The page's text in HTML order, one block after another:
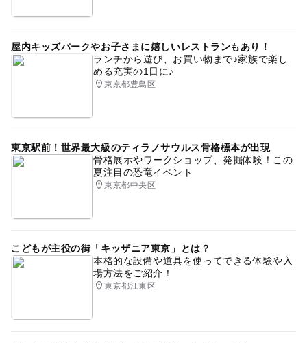
屋内キッズパークやお子さまに嬉しいレストランもあり！
ランチから遊び、お買い物まで♪家族で楽し
める充実の1日に♪
東京都豊島区
東京駅前！世界最大級のティラノサウルス骨格標本が出現
骨格展示やワークショップ、発掘体験！この
夏注目の恐竜イベント
東京都中央区
こどもが主役の街「キッザニア東京」とは？
本格的な設備や道具を使ってできる体験や入
場方法をご紹介！
東京都江東区